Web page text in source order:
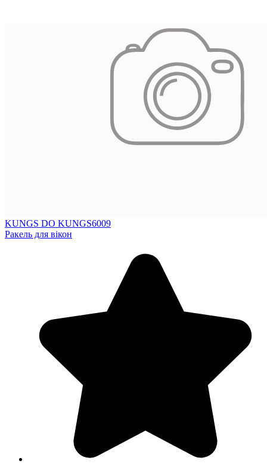
KUNGS DO KUNGS6009
Ракель для вікон